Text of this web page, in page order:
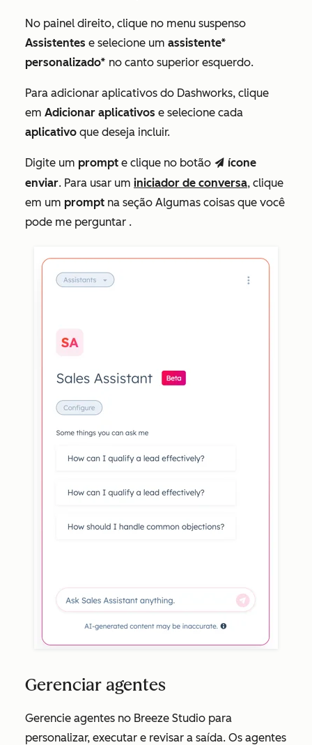
No painel direito, clique no menu suspenso
Assistentes e selecione um assistente*
personalizado* no canto superior esquerdo.
Para adicionar aplicativos do Dashworks, clique
em Adicionar aplicativos e selecione cada
aplicativo que deseja incluir.
Digite um prompt e clique no botão send ícone
enviar. Para usar um iniciador de conversa, clique
em um prompt na seção Algumas coisas que você
pode me perguntar .
Gerenciar agentes
Gerencie agentes no Breeze Studio para
personalizar, executar e revisar a saída. Os agentes